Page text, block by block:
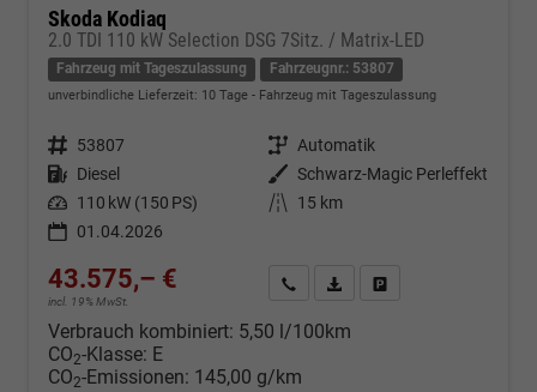
Skoda Kodiaq
2.0 TDI 110 kW Selection DSG 7Sitz. / Matrix-LED
Fahrzeug mit Tageszulassung Fahrzeugnr.: 53807
unverbindliche Lieferzeit: 10 Tage Fahrzeug mit Tageszulassung
Fahrzeugnr. 53807 Getriebe Automatik
Kraftstoff Diesel Außenfarbe Schwarz-Magic Perleffekt
Leistung 110 kW (150 PS) Kilometerstand
15 km
01.04.2026
43.575,– €
incl. 19% MwSt.
Kontakt & Angebot anfordern
PDF-Datei, Fahrzeugexposé
Verbrauch kombiniert: 5,50 l/100km
CO2-Klasse: E
CO2-Emissionen: 145,00 g/km